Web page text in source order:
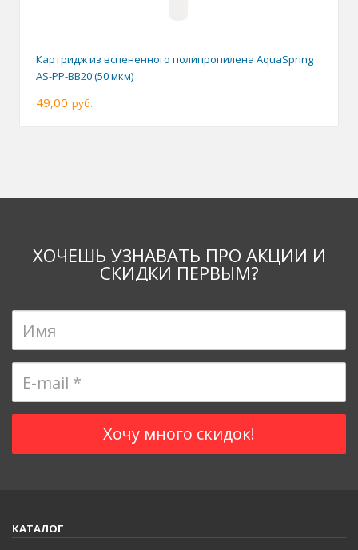
Картридж из вспененного полипропилена AquaSpring
AS-PP-BB20 (50 мкм)
49,00 руб.
ХОЧЕШЬ УЗНАВАТЬ ПРО АКЦИИ И
СКИДКИ ПЕРВЫМ?
КАТАЛОГ